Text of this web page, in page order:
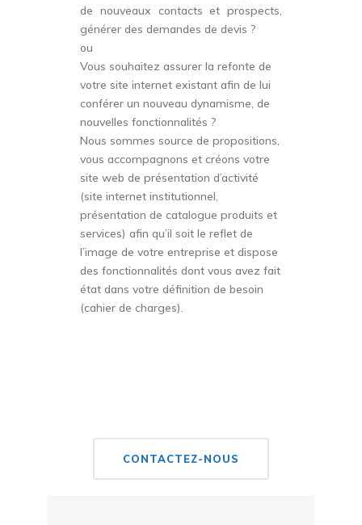
de nouveaux contacts et prospects,
générer des demandes de devis ?
ou
Vous souhaitez assurer la refonte de
votre site internet existant afin de lui
conférer un nouveau dynamisme, de
nouvelles fonctionnalités ?
Nous sommes source de propositions,
vous accompagnons et créons votre
site web de présentation d’activité
(site internet institutionnel,
présentation de catalogue produits et
services) afin qu’il soit le reflet de
l’image de votre entreprise et dispose
des fonctionnalités dont vous avez fait
état dans votre définition de besoin
(cahier de charges).
CONTACTEZ-NOUS